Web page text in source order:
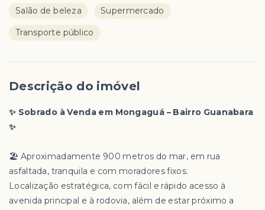
Salão de beleza Supermercado
Transporte público
Descrição do imóvel
✨ Sobrado à Venda em Mongaguá – Bairro Guanabara
✨
🏖️ Aproximadamente 900 metros do mar, em rua
asfaltada, tranquila e com moradores fixos.
Localização estratégica, com fácil e rápido acesso à
avenida principal e à rodovia, além de estar próximo a